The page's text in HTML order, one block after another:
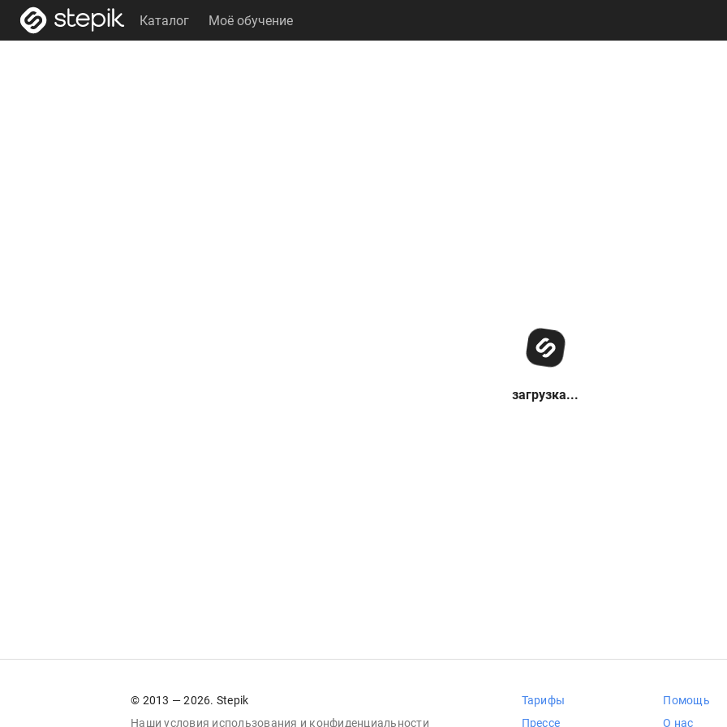
Каталог Моё обучение
загрузка...
© 2013 — 2026. Stepik
Наши условия использования и конфиденциальности
Тарифы
Прессе
Помощь
О нас